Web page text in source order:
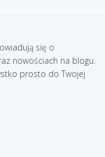
się o
nowościach na blogu.
prosto do Twojej